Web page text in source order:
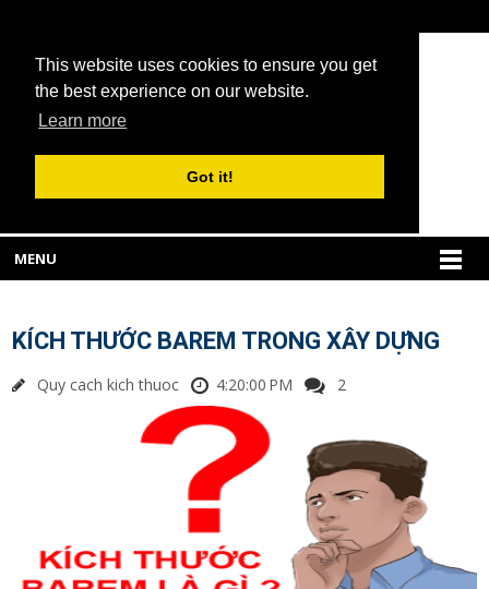
This website uses cookies to ensure you get
the best experience on our website.
Learn more
Got it!
MENU
KÍCH THƯỚC BAREM TRONG XÂY DỰNG
Quy cach kich thuoc 4:20:00 PM 2